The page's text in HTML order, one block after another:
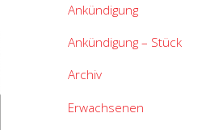
Ankündigung
Ankündigung – Stück
Archiv
Erwachsenen